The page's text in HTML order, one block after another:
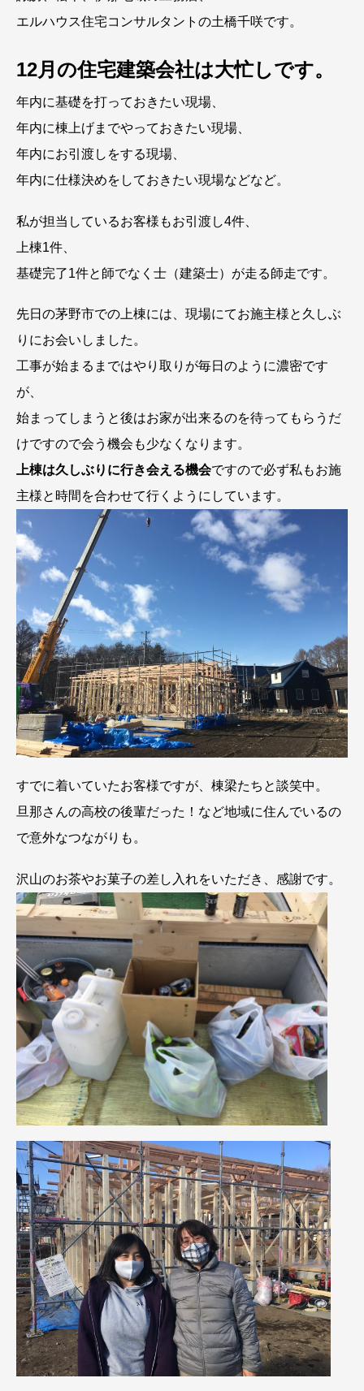
エルハウス住宅コンサルタントの土橋千咲です。
12月の住宅建築会社は大忙しです。
年内に基礎を打っておきたい現場、
年内に棟上げまでやっておきたい現場、
年内にお引渡しをする現場、
年内に仕様決めをしておきたい現場などなど。
私が担当しているお客様もお引渡し4件、
上棟1件、
基礎完了1件と師でなく士（建築士）が走る師走です。
先日の茅野市での上棟には、現場にてお施主様と久しぶ
りにお会いしました。
工事が始まるまではやり取りが毎日のように濃密です
が、
始まってしまうと後はお家が出来るのを待ってもらうだ
けですので会う機会も少なくなります。
上棟は久しぶりに行き会える機会ですので必ず私もお施
主様と時間を合わせて行くようにしています。
すでに着いていたお客様ですが、棟梁たちと談笑中。
旦那さんの高校の後輩だった！など地域に住んでいるの
で意外なつながりも。
沢山のお茶やお菓子の差し入れをいただき、感謝です。